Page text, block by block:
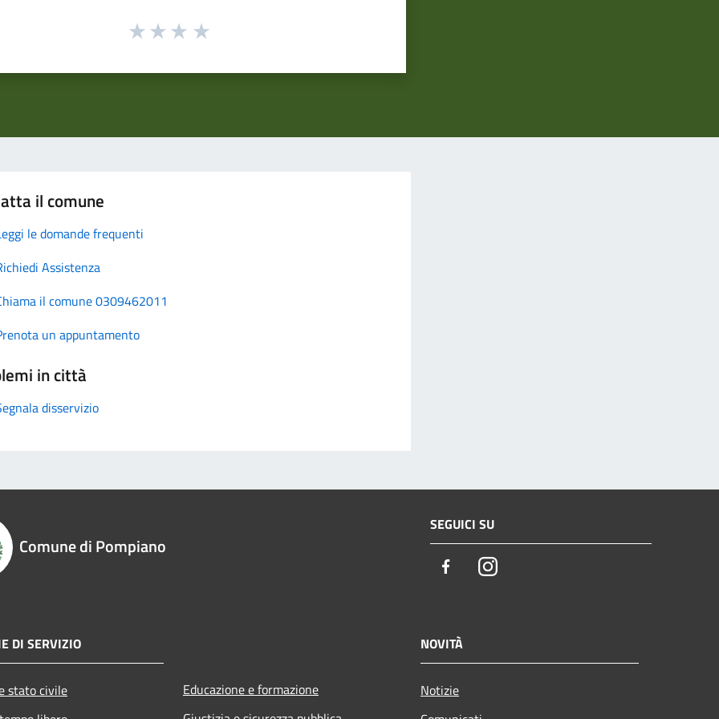
il comune
le domande frequenti
Assistenza
il comune 0309462011
un appuntamento
in città
disservizio
Comune di Pompiano
SEGUICI SU
FacebookInstagram
DI SERVIZIO
stato civile
Educazione e formazione
NOVITÀ
Notizie